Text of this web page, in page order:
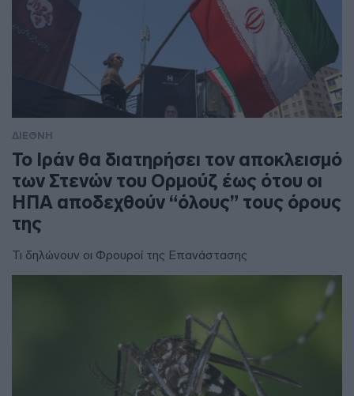
ΔΙΕΘΝΗ
To Ιράν θα διατηρήσει τον αποκλεισμό
των Στενών του Ορμούζ έως ότου οι
ΗΠΑ αποδεχθούν “όλους” τους όρους
της
Τι δηλώνουν οι Φρουροί της Επανάστασης